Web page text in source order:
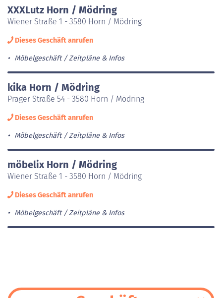
XXXLutz Horn / Mödring
Wiener Straße 1 - 3580 Horn / Mödring
Dieses Geschäft anrufen
Möbelgeschäft Zeitpläne & Infos
kika Horn / Mödring
Prager Straße 54 - 3580 Horn / Mödring
Dieses Geschäft anrufen
Möbelgeschäft Zeitpläne & Infos
möbelix Horn / Mödring
Wiener Straße 1 - 3580 Horn / Mödring
Dieses Geschäft anrufen
Möbelgeschäft Zeitpläne & Infos